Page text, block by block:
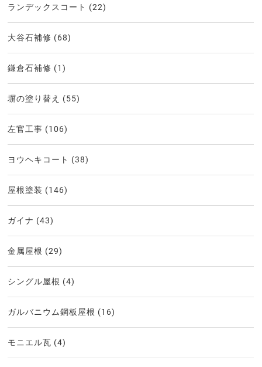
ランデックスコート (22)
大谷石補修 (68)
鎌倉石補修 (1)
塀の塗り替え (55)
左官工事 (106)
ヨウヘキコート (38)
屋根塗装 (146)
ガイナ (43)
金属屋根 (29)
シングル屋根 (4)
ガルバニウム鋼板屋根 (16)
モニエル瓦 (4)